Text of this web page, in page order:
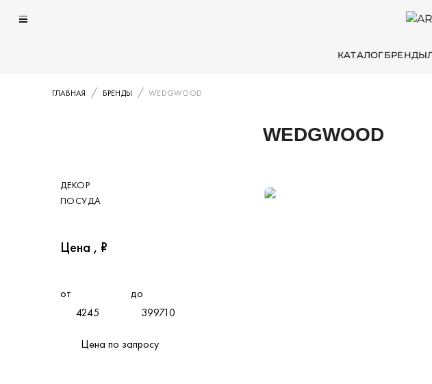
КАТАЛОГБРЕНДЫ
ГЛАВНАЯ БРЕНДЫ WEDGWOOD
Категория
ДЕКОР
ПОСУДА
Цена , ₽
от до
Цена по запросу
WEDGWOOD